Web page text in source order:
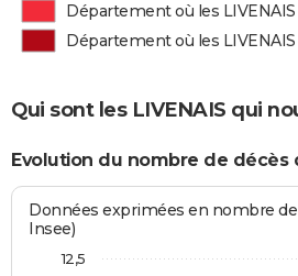
Département où les
Département où les
Qui sont les LIVENAIS qui
Evolution du nombre de décès
Données exprimées en nombre de
Insee)
12,5